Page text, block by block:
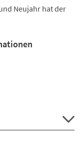
Neujahr hat der